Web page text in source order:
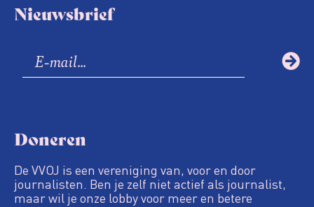
Nieuwsbrief
Doneren
De VVOJ is een vereniging van, voor en door
journalisten. Ben je zelf niet actief als journalist,
maar wil je onze lobby voor meer en betere